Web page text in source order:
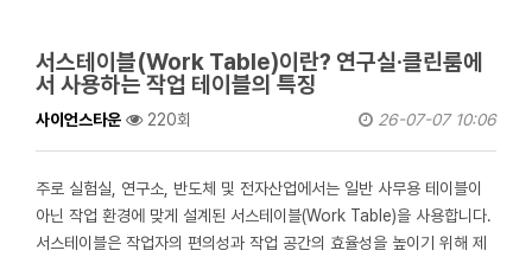
서스테이블(Work Table)이란? 연구실·클린룸에
서 사용하는 작업 테이블의 특징
사이언스타운 220회 26-07-07 10:06
주로 실험실, 연구소, 반도체 및 전자산업에서는 일반 사무용 테이블이
아닌 작업 환경에 맞게 설계된 서스테이블(Work Table)을 사용합니다.
서스테이블은 작업자의 편의성과 작업 공간의 효율성을 높이기 위해 제